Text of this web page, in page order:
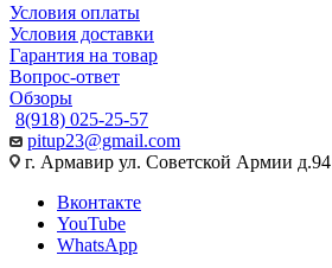
Условия оплаты
Условия доставки
Гарантия на товар
Вопрос-ответ
Обзоры
8(918) 025-25-57
pitup23@gmail.com
г. Армавир ул. Советской Армии д.94
Вконтакте
YouTube
WhatsApp